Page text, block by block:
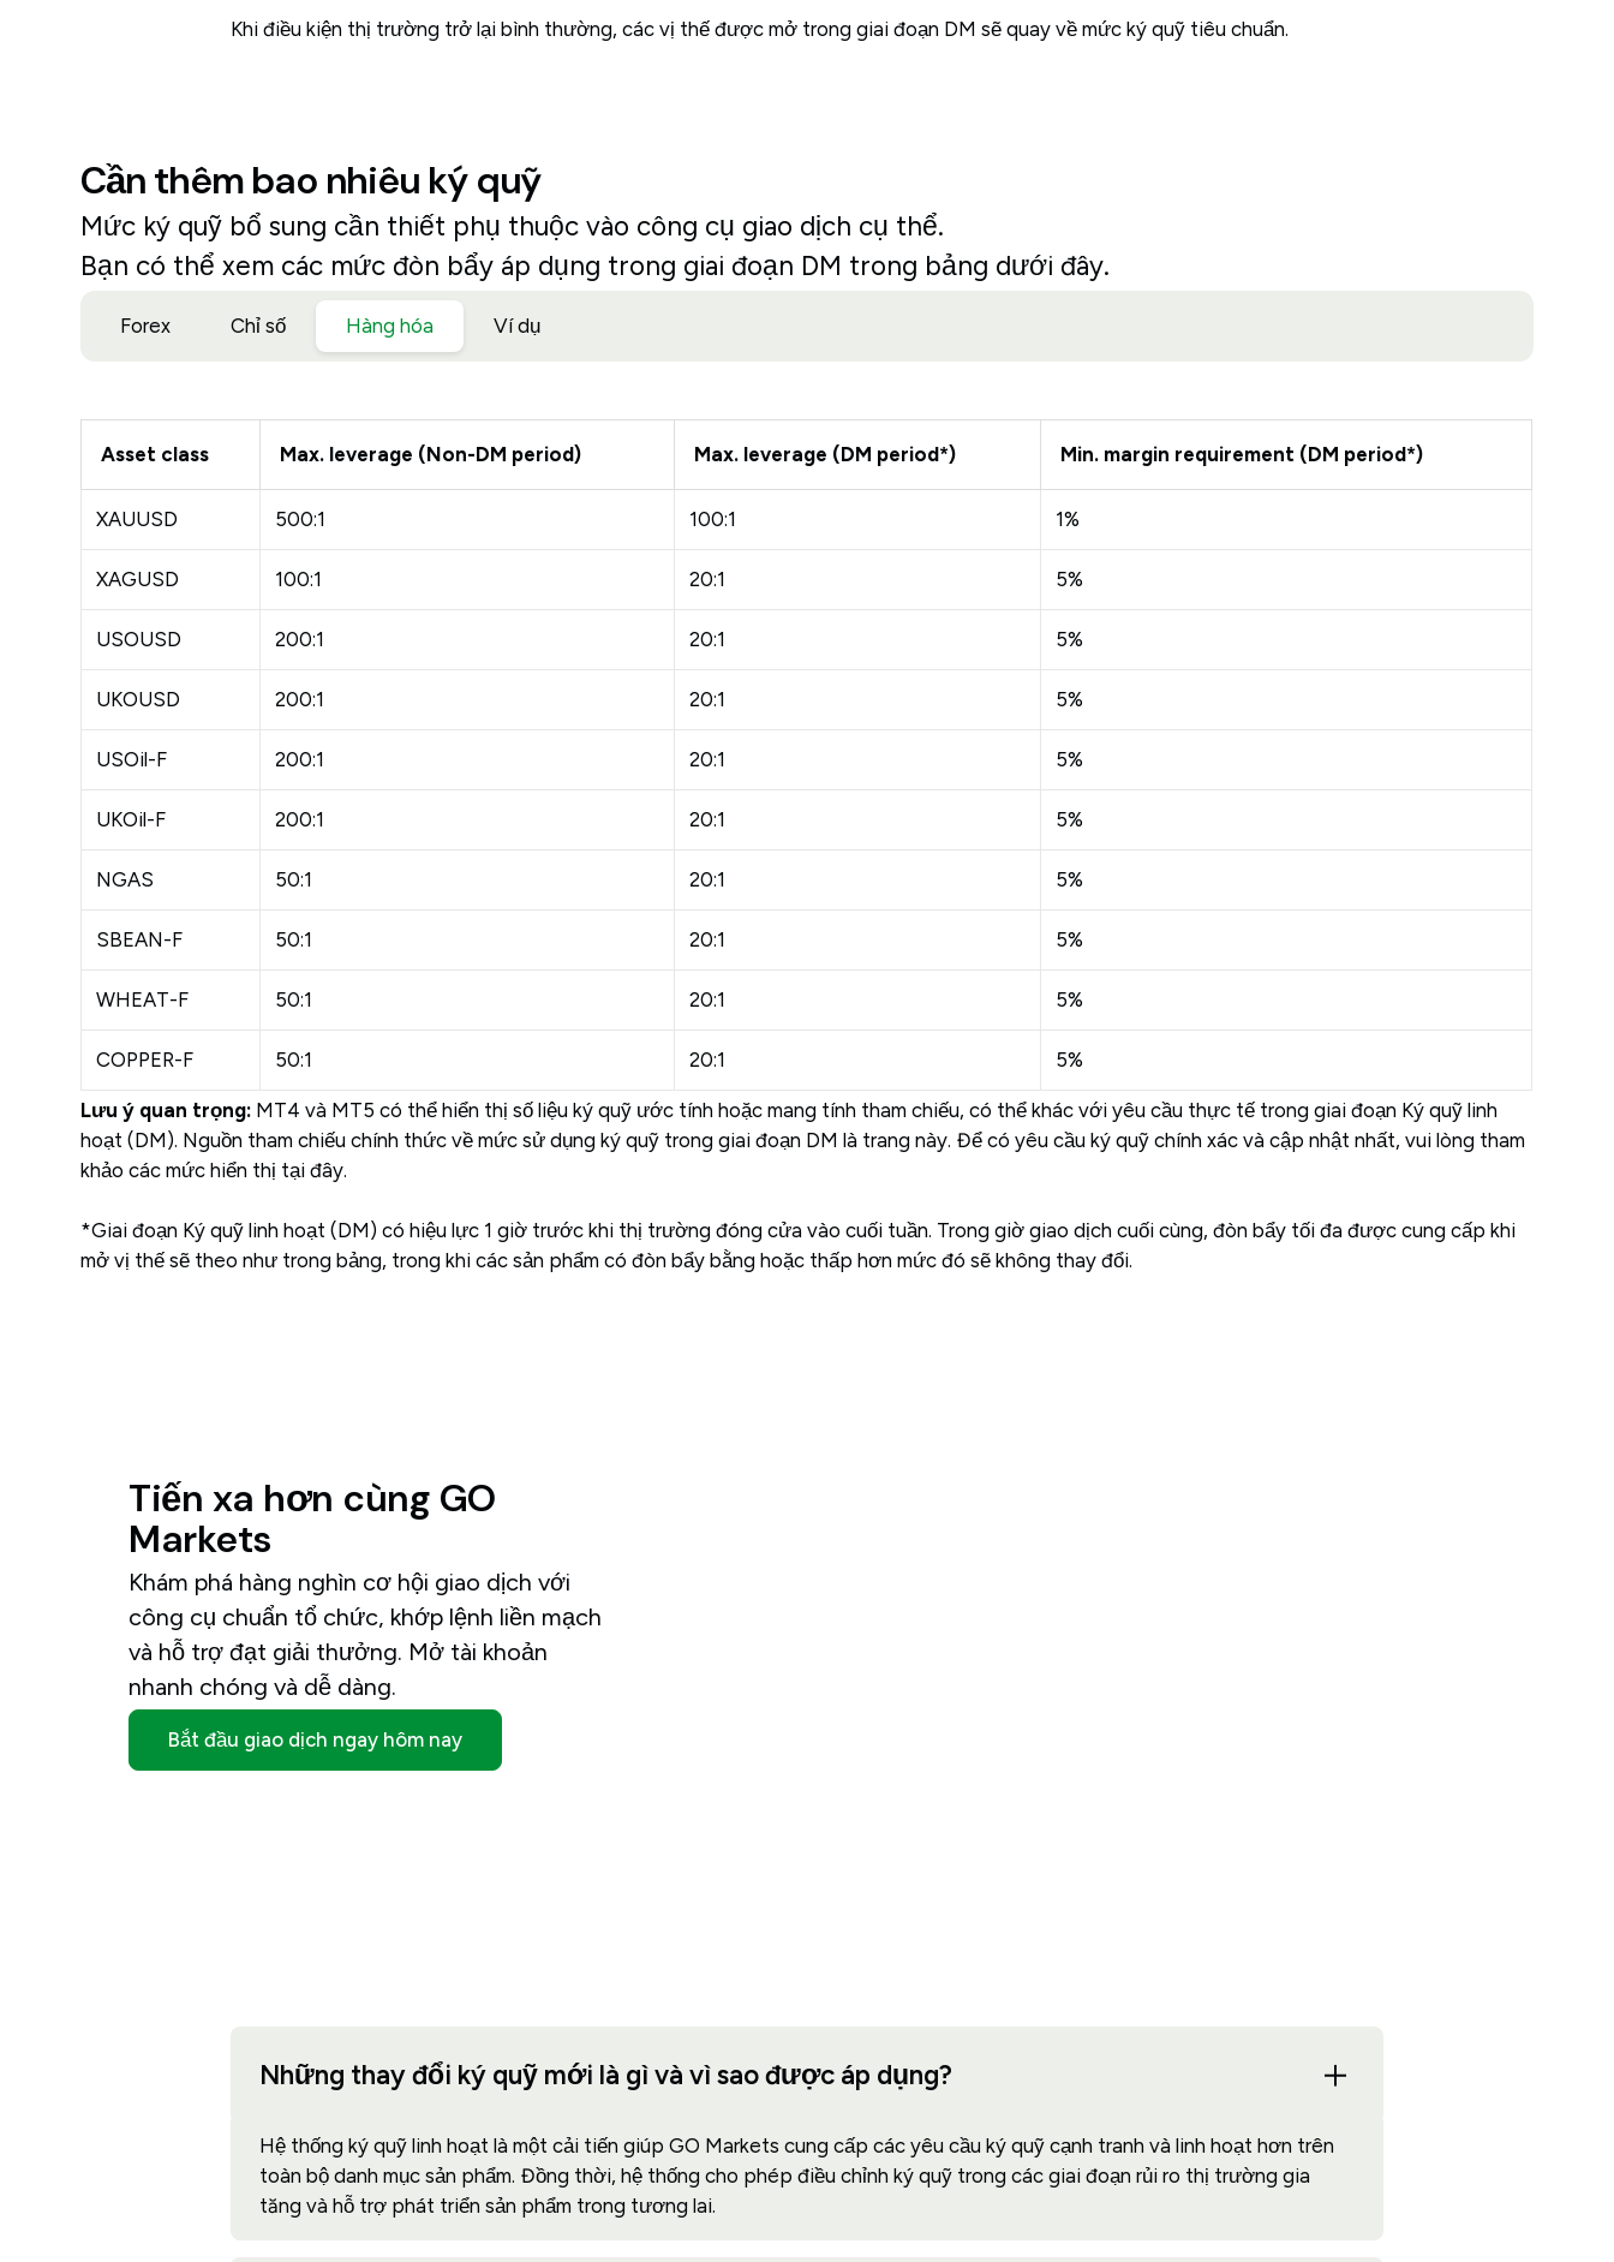
Khi điều kiện thị trường trở lại bình thường, các vị thế được mở trong giai đoạn DM sẽ quay về mức ký quỹ tiêu chuẩn.
Cần thêm bao nhiêu ký quỹ
Mức ký quỹ bổ sung cần thiết phụ thuộc vào công cụ giao dịch cụ thể.
Bạn có thể xem các mức đòn bẩy áp dụng trong giai đoạn DM trong bảng dưới đây.
Forex Chỉ số Hàng hóa Ví dụ
Asset class Max. leverage (Non-DM period) Max. leverage (DM period*) Min. margin requirement (DM period*)
XAUUSD 500:1 100:1 1%
XAGUSD 100:1 20:1 5%
USOUSD 200:1 20:1 5%
UKOUSD 200:1 20:1 5%
USOil-F 200:1 20:1 5%
UKOil-F 200:1 20:1 5%
NGAS 50:1 20:1 5%
SBEAN-F 50:1 20:1 5%
WHEAT-F 50:1 20:1 5%
COPPER-F 50:1 20:1 5%
Lưu ý quan trọng: MT4 và MT5 có thể hiển thị số liệu ký quỹ ước tính hoặc mang tính tham chiếu, có thể khác với yêu cầu thực tế trong giai đoạn Ký quỹ linh
hoạt (DM). Nguồn tham chiếu chính thức về mức sử dụng ký quỹ trong giai đoạn DM là trang này. Để có yêu cầu ký quỹ chính xác và cập nhật nhất, vui lòng tham
khảo các mức hiển thị tại đây.
*Giai đoạn Ký quỹ linh hoạt (DM) có hiệu lực 1 giờ trước khi thị trường đóng cửa vào cuối tuần. Trong giờ giao dịch cuối cùng, đòn bẩy tối đa được cung cấp khi
mở vị thế sẽ theo như trong bảng, trong khi các sản phẩm có đòn bẩy bằng hoặc thấp hơn mức đó sẽ không thay đổi.
Tiến xa hơn cùng GO
Markets
Khám phá hàng nghìn cơ hội giao dịch với
công cụ chuẩn tổ chức, khớp lệnh liền mạch
và hỗ trợ đạt giải thưởng. Mở tài khoản
nhanh chóng và dễ dàng.
Bắt đầu giao dịch ngay hôm nay
Những thay đổi ký quỹ mới là gì và vì sao được áp dụng?
Hệ thống ký quỹ linh hoạt là một cải tiến giúp GO Markets cung cấp các yêu cầu ký quỹ cạnh tranh và linh hoạt hơn trên
toàn bộ danh mục sản phẩm. Đồng thời, hệ thống cho phép điều chỉnh ký quỹ trong các giai đoạn rủi ro thị trường gia
tăng và hỗ trợ phát triển sản phẩm trong tương lai.